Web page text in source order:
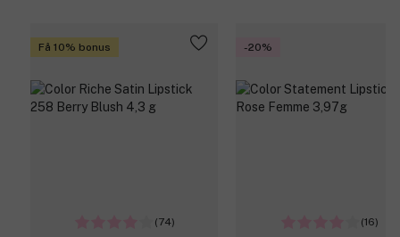
Få 10% bonus
(74)
-20%
(16)